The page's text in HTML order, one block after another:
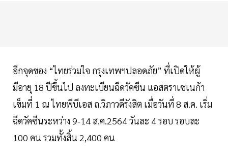
อีกจุดของ “ไทยร่วมใจ กรุงเทพฯปลอดภัย” ที่เปิดให้ผู้
มีอายุ 18 ปีขึ้นไป ลงทะเบียนฉีดวัคซีน แอสตราเซเนก้า
เข็มที่ 1 ณ ไทยพีบีเอส ถ.วิภาวดีรังสิต เมื่อวันที่ 8 ส.ค. เริ่ม
ฉีดวัคซีนระหว่าง 9-14 ส.ค.2564 วันละ 4 รอบ รอบละ
100 คน รวมทั้งสิ้น 2,400 คน